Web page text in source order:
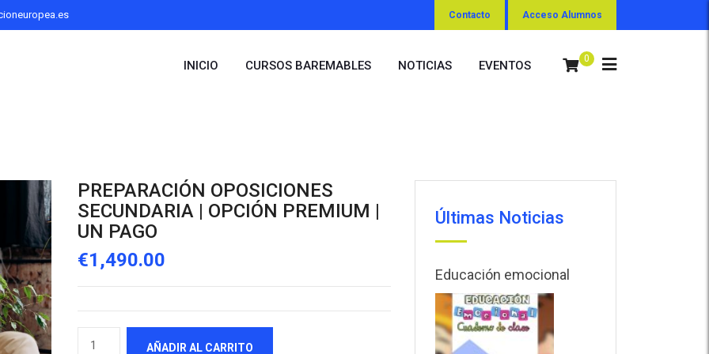
Contacto Acceso Alumnos
0
INICIO CURSOS BAREMABLES NOTICIAS EVENTOS
PREPARACIÓN OPOSICIONES
SECUNDARIA | OPCIÓN PREMIUM |
UN PAGO
€1,490.00
AÑADIR AL CARRITO
Últimas Noticias
Educación emocional